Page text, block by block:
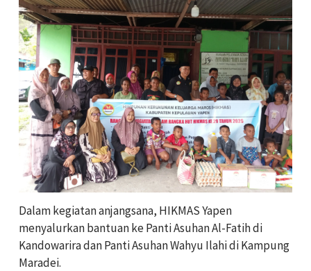
Dalam kegiatan anjangsana, HIKMAS Yapen
menyalurkan bantuan ke Panti Asuhan Al-Fatih di
Kandowarira dan Panti Asuhan Wahyu Ilahi di Kampung
Maradei.